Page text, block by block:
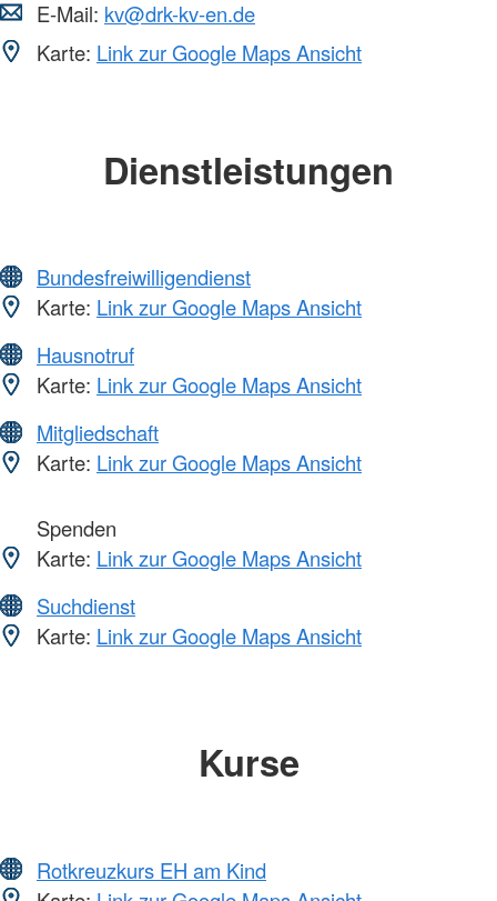
E-Mail: kv@drk-kv-en.de
Karte: Link zur Google Maps Ansicht
Dienstleistungen
Bundesfreiwilligendienst
Karte: Link zur Google Maps Ansicht
Hausnotruf
Karte: Link zur Google Maps Ansicht
Mitgliedschaft
Karte: Link zur Google Maps Ansicht
Spenden
Karte: Link zur Google Maps Ansicht
Suchdienst
Karte: Link zur Google Maps Ansicht
Kurse
Rotkreuzkurs EH am Kind